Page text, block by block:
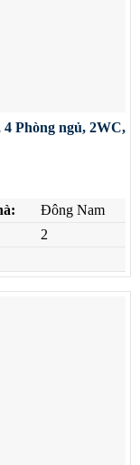
4 Phòng ngủ, 2WC,
Đông Nam
2